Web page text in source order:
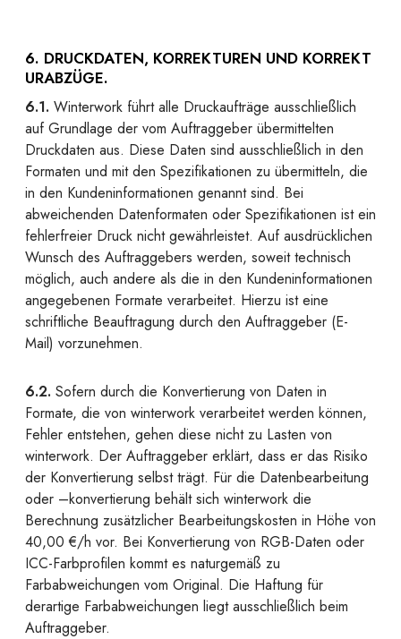
6. DRUCKDATEN, KORREKTUREN UND KORREKT
URABZÜGE.
6.1. Winterwork führt alle Druckaufträge ausschließlich
auf Grundlage der vom Auftraggeber übermittelten
Druckdaten aus. Diese Daten sind ausschließlich in den
Formaten und mit den Spezifikationen zu übermitteln, die
in den Kundeninformationen genannt sind. Bei
abweichenden Datenformaten oder Spezifikationen ist ein
fehlerfreier Druck nicht gewährleistet. Auf ausdrücklichen
Wunsch des Auftraggebers werden, soweit technisch
möglich, auch andere als die in den Kundeninformationen
angegebenen Formate verarbeitet. Hierzu ist eine
schriftliche Beauftragung durch den Auftraggeber (E-
Mail) vorzunehmen.
6.2. Sofern durch die Konvertierung von Daten in
Formate, die von winterwork verarbeitet werden können,
Fehler entstehen, gehen diese nicht zu Lasten von
winterwork. Der Auftraggeber erklärt, dass er das Risiko
der Konvertierung selbst trägt. Für die Datenbearbeitung
oder –konvertierung behält sich winterwork die
Berechnung zusätzlicher Bearbeitungskosten in Höhe von
40,00 €/h vor. Bei Konvertierung von RGB-Daten oder
ICC-Farbprofilen kommt es naturgemäß zu
Farbabweichungen vom Original. Die Haftung für
derartige Farbabweichungen liegt ausschließlich beim
Auftraggeber.